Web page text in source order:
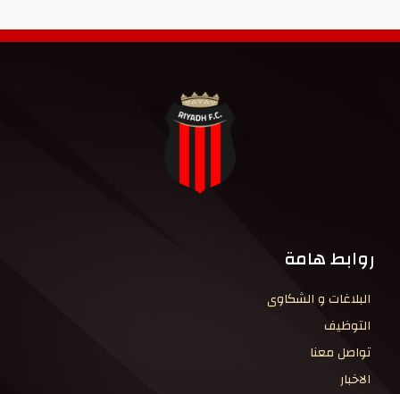
روابط هامة
البلاغات و الشكاوى
التوظيف
تواصل معنا
الاخبار